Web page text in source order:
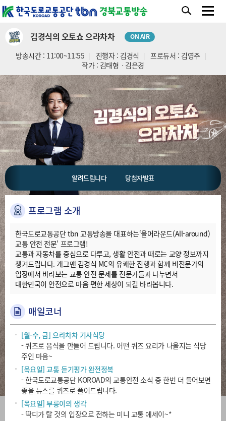
김경식의 오토쇼 으라차차 ON AIR
방송시간 : 11:00~11:55 진행자 : 김경식
프로듀서 : 김영주
작가 : 김태형ㆍ김은경
알려드립니다 당첨자발표
프로그램 소개
한국도로교통공단 tbn 교통방송을 대표하는‘올어라운드(All-around)
교통 안전 전문’ 프로그램!
교통과 자동차를 중심으로 다루고, 생활 안전과 때로는 교양 정보까지
챙겨드립니다. 개그맨 김경식 MC의 유쾌한 진행과 함께 비전문가의
입장에서 바라보는 교통 안전 문제를 전문가들과 나누면서
대한민국이 안전으로 마음 편한 세상이 되길 바라봅니다.
매일코너
[월-수, 금] 으라차차 기사식당
- 퀴즈로 음식을 만들어 드립니다. 어떤 퀴즈 요리가 나올지는 식당
주인 마음~
[목요일] 교통 듣기평가 완전정복
- 한국도로교통공단 KOROAD의 교통안전 소식 중 한번 더 들어보면
좋을 뉴스를 퀴즈로 풀어드립니다.
[목요일] 부릉이의 생각
- 딱디가 탈 것의 입장으로 전하는 미니 교통 에세이~*